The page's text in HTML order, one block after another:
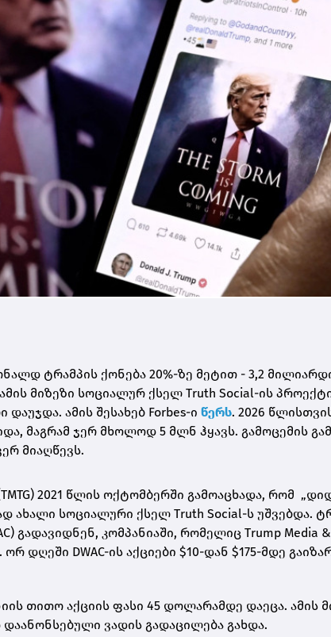
ტრამპის ქონება 20%-ზე მეტით - 3,2
მიზეზი სოციალურ ქსელ Truth Social-ის
ამის შესახებ Forbes-ი წერს. 2026
მაგრამ ჯერ მხოლოდ 5 მლნ ჰყავს. გამოცემის
მიაღწევს.
(TMTG) 2021 წლის ოქტომბერში გამოაცხადა, რომ
ახალი სოციალური ქსელ Truth Social-ს უშვებდა.
გადავიდნენ, კომპანიაში, რომელიც Trump Media
დღეში DWAC-ის აქციები $10-დან $175-მდე
თითო აქციის ფასი 45 დოლარამდე დაეცა. ამის
დაანონსებული ვადის გადაცილება გახდა.